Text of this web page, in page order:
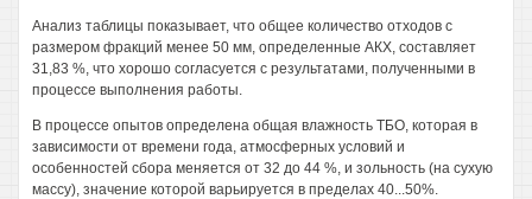
Анализ таблицы показывает, что общее количество отходов с
размером фракций менее 50 мм, определенные АКХ, составляет
31,83 %, что хорошо согласуется с результатами, полученными в
процессе выполнения работы.
В процессе опытов определена общая влажность ТБО, которая в
зависимости от времени года, атмосферных условий и
особенностей сбора меняется от 32 до 44 %, и зольность (на сухую
массу), значение которой варьируется в пределах 40...50%.